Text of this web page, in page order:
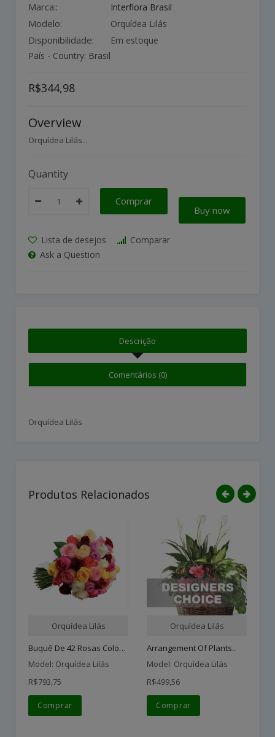
Marca:: Interflora Brasil
Modelo: Orquídea Lilás
Disponibilidade:
Em estoque
País - Country: Brasil
R$344,98
Overview
Orquídea Lilás...
Quantity
Comprar
Buy now
Lista de desejos
Comparar
Ask a Question
Descrição
Comentários (0)
Orquídea Lilás
Produtos Relacionados
Orquídea Lilás
Buquê De 42 Rosas Colorid..
Model: Orquídea Lilás
R$793,75
Comprar
Orquídea Lilás
Arrangement Of Plants..
Model: Orquídea Lilás
R$499,56
Comprar